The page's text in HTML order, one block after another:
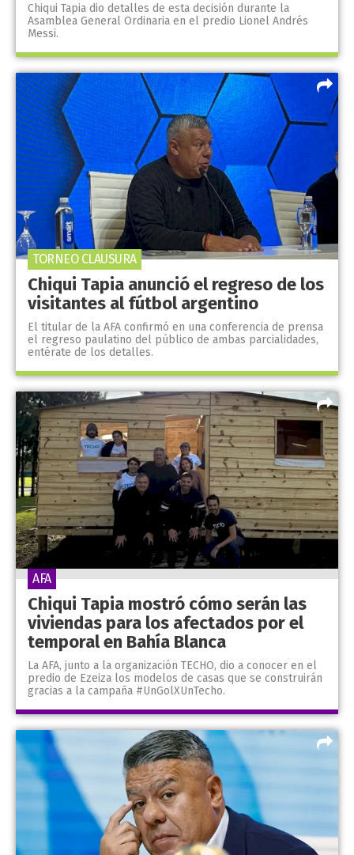
Chiqui Tapia dio detalles de esta decisión durante la
Asamblea General Ordinaria en el predio Lionel Andrés
Messi.
Chiqui Tapia anunció el regreso de los
visitantes al fútbol argentino
El titular de la AFA confirmó en una conferencia de prensa
el regreso paulatino del público de ambas parcialidades,
entérate de los detalles.
TORNEO CLAUSURA
Chiqui Tapia mostró cómo serán las
viviendas para los afectados por el
temporal en Bahía Blanca
La AFA, junto a la organización TECHO, dio a conocer en el
predio de Ezeiza los modelos de casas que se construirán
gracias a la campaña #UnGolXUnTecho.
AFA